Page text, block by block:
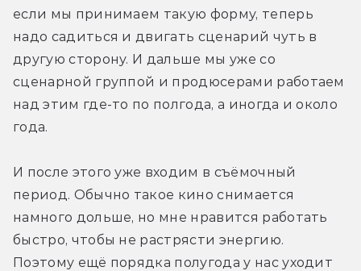
если мы принимаем такую форму, теперь
надо садиться и двигать сценарий чуть в
другую сторону. И дальше мы уже со
сценарной группой и продюсерами работаем
над этим где-то по полгода, а иногда и около
года.
И после этого уже входим в съёмочный
период. Обычно такое кино снимается
намного дольше, но мне нравится работать
быстро, чтобы не растрясти энергию.
Поэтому ещё порядка полугода у нас уходит